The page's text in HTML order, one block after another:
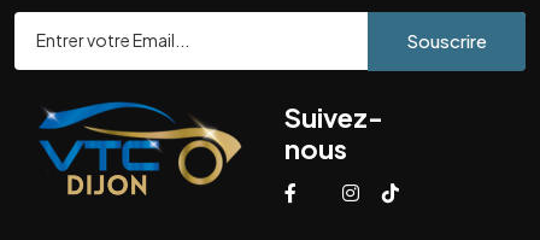
Souscrire
Suivez-
nous